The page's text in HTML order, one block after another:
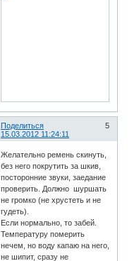
Поделиться
5
15.03.2012 11:24:11
Желательно ремень скинуть,
без него покрутить за шкив,
посторонние звуки, заедание
проверить. Должно шуршать
не громко (не хрустеть и не
гудеть).
Если нормально, то забей.
Температуру померить
нечем, но воду капаю на него,
не шипит, сразу не